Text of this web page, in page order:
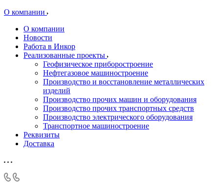
О компании
О компании
Новости
Работа в Инкор
Реализованные проекты
Геофизическое приборостроение
Нефтегазовое машиностроение
Производство и восстановление металлических
изделий
Производство прочих машин и оборудования
Производство прочих транспортных средств
Производство электрического оборудования
Транспортное машиностроение
Реквизиты
Доставка